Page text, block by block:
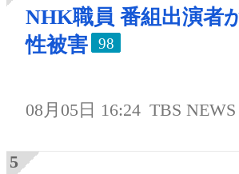
NHK職員 番組出演者
性被害
98
08月05日 16:24 TBS